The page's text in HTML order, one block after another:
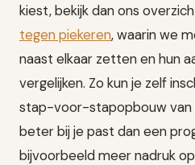
kiest, bekijk dan ons
tegen piekeren, waarin we
naast elkaar zetten en hun
vergelijken. Zo kun je zelf
stap-voor-stapopbouw van
beter bij je past dan een
bijvoorbeeld meer nadruk